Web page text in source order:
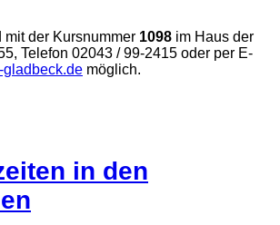
der Kursnummer 1098 im Haus der
Telefon 02043 / 99-2415 oder per E-
gladbeck.de möglich.
in den